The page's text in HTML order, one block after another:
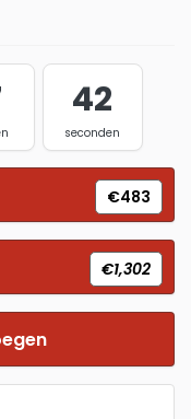
41
seconden
€483
€1,302